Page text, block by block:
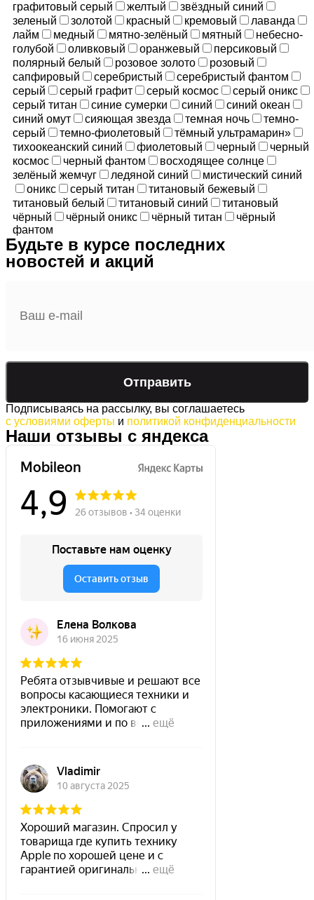
графитовый серый
желтый
звёздный синий
зеленый
золотой красный кремовый
лаванда
лайм
медный мятно-зелёный мятный
небесно-
голубой
оливковый оранжевый
персиковый
полярный белый
розовое золото
розовый
сапфировый
серебристый
серебристый фантом
серый
серый графит серый космос
серый оникс
серый титан
синие сумерки синий
синий океан
синий омут
сияющая звезда темная ночь
темно-
серый
темно-фиолетовый
тёмный ультрамарин»
тихоокеанский синий
фиолетовый черный
черный
космос
черный фантом
восходящее солнце
зелёный жемчуг
ледяной синий
мистический синий
оникс
серый титан
титановый бежевый
титановый белый
титановый синий
титановый
чёрный
чёрный оникс чёрный титан
чёрный
фантом
Будьте в курсе последних
новостей и акций
Подписываясь на рассылку, вы соглашаетесь
с условиями оферты и политикой конфиденциальности
Наши отзывы с яндекса